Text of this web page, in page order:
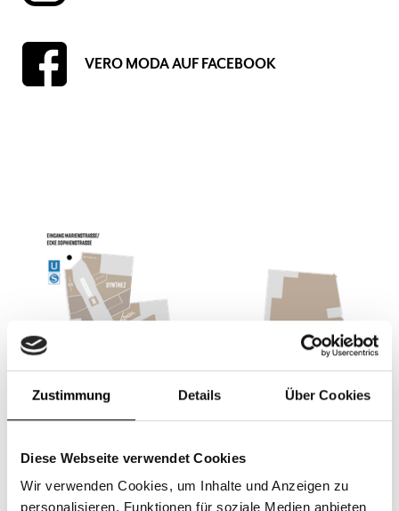
Zustimmung Details Über Cookies
Diese Webseite verwendet Cookies
Wir verwenden Cookies, um Inhalte und Anzeigen zu
personalisieren, Funktionen für soziale Medien anbieten
VERO MODA AUF FACEBOOK
Shops im Gerber